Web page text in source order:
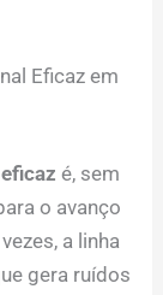
Eficaz em
é, sem
o avanço
a linha
gera ruídos